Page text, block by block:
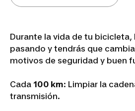
Durante la vida de tu
pasando y tendrás que
motivos de seguridad y buen
Cada 100 km: Limpiar la
transmisión.